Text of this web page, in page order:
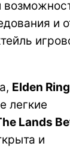
и
Elden Ring
легкие
Lands
и